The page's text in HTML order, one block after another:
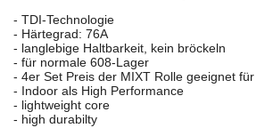
- TDI-Technologie
- Härtegrad: 76A
- langlebige Haltbarkeit, kein bröckeln
- für normale 608-Lager
- 4er Set Preis der MIXT Rolle geeignet für
- Indoor als High Performance
- lightweight core
- high durabilty